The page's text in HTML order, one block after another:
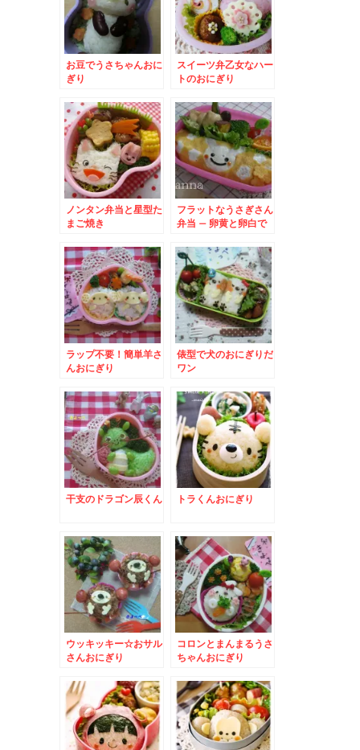
お豆でうさちゃんおに
ぎり
スイーツ弁乙女なハー
トのおにぎり
ノンタン弁当と星型た
まご焼き
フラットなうさぎさん
弁当 – 卵黄と卵白で
ジいろいろ♪
ラップ不要！簡単羊さ
んおにぎり
俵型で犬のおにぎりだ
ワン
干支のドラゴン辰くん トラくんおにぎり
ウッキッキー☆おサル
さんおにぎり
コロンとまんまるうさ
ちゃんおにぎり